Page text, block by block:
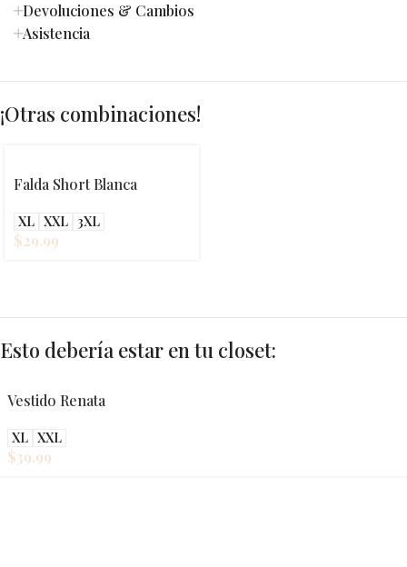
Devoluciones & Cambios
Asistencia
¡Otras combinaciones!
Falda Short Blanca
XL XXL 3XL
$29.99
Esto debería estar en tu closet:
Vestido Renata
XL XXL
$39.99